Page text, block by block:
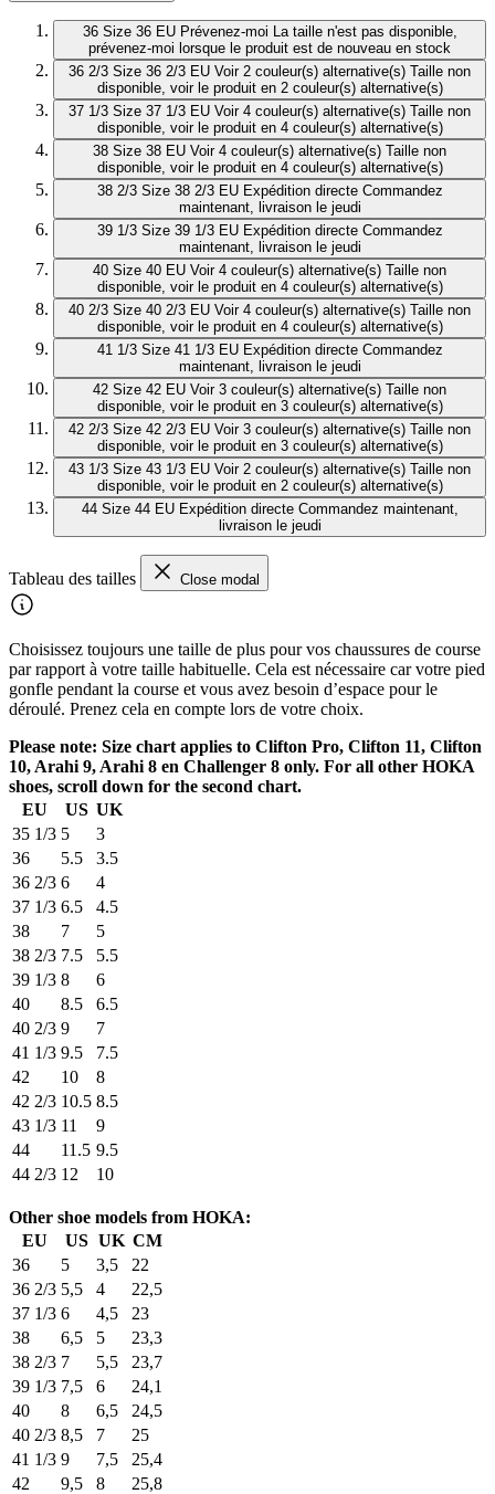
36 Size 36 EU Prévenez-moi La taille n'est pas disponible,
prévenez-moi lorsque le produit est de nouveau en stock
36 2/3 Size 36 2/3 EU Voir 2 couleur(s) alternative(s) Taille non
disponible, voir le produit en 2 couleur(s) alternative(s)
37 1/3 Size 37 1/3 EU Voir 4 couleur(s) alternative(s) Taille non
disponible, voir le produit en 4 couleur(s) alternative(s)
38 Size 38 EU Voir 4 couleur(s) alternative(s) Taille non
disponible, voir le produit en 4 couleur(s) alternative(s)
38 2/3 Size 38 2/3 EU Expédition directe Commandez
maintenant, livraison le jeudi
39 1/3 Size 39 1/3 EU Expédition directe Commandez
maintenant, livraison le jeudi
40 Size 40 EU Voir 4 couleur(s) alternative(s) Taille non
disponible, voir le produit en 4 couleur(s) alternative(s)
40 2/3 Size 40 2/3 EU Voir 4 couleur(s) alternative(s) Taille non
disponible, voir le produit en 4 couleur(s) alternative(s)
41 1/3 Size 41 1/3 EU Expédition directe Commandez
maintenant, livraison le jeudi
42 Size 42 EU Voir 3 couleur(s) alternative(s) Taille non
disponible, voir le produit en 3 couleur(s) alternative(s)
42 2/3 Size 42 2/3 EU Voir 3 couleur(s) alternative(s) Taille non
disponible, voir le produit en 3 couleur(s) alternative(s)
43 1/3 Size 43 1/3 EU Voir 2 couleur(s) alternative(s) Taille non
disponible, voir le produit en 2 couleur(s) alternative(s)
44 Size 44 EU Expédition directe Commandez maintenant,
livraison le jeudi
Tableau des tailles Close modal
Choisissez toujours une taille de plus pour vos chaussures de course
par rapport à votre taille habituelle. Cela est nécessaire car votre pied
gonfle pendant la course et vous avez besoin d’espace pour le
déroulé. Prenez cela en compte lors de votre choix.
Please note: Size chart applies to Clifton Pro, Clifton 11, Clifton
10, Arahi 9, Arahi 8 en Challenger 8 only. For all other HOKA
shoes, scroll down for the second chart.
EU
US UK
35 1/3 5
3
36
5.5
3.5
36 2/3 6
4
37 1/3 6.5
4.5
38
7
5
38 2/3 7.5
5.5
39 1/3 8
6
40
8.5
6.5
40 2/3 9
7
41 1/3 9.5
7.5
42
10
8
42 2/3 10.5 8.5
43 1/3 11
9
44
11.5 9.5
44 2/3 12 10
Other shoe models from HOKA:
EU
US UK CM
36
5 3,5
22
36 2/3 5,5 4
22,5
37 1/3 6 4,5
23
38
6,5 5
23,3
38 2/3 7 5,5
23,7
39 1/3 7,5 6
24,1
40
8 6,5
24,5
40 2/3 8,5 7
25
41 1/3 9 7,5
25,4
42
9,5 8
25,8